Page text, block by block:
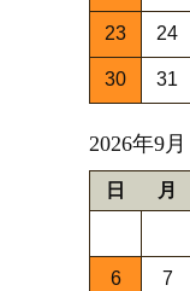
23 24
30 31
2026年9月
日 月
6 7